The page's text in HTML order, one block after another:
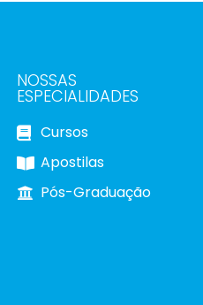
NOSSAS
ESPECIALIDADES
Cursos
Apostilas
Pós-Graduação